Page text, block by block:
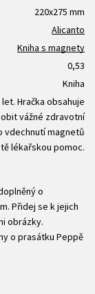
220x275 mm
Alicanto
Kniha s magnety
0,53
Kniha
Hračka obsahuje
vážné zdravotní
vdechnutí magnetů
lékařskou pomoc.
o
Přidej se k jejich
obrázky.
o prasátku Peppě